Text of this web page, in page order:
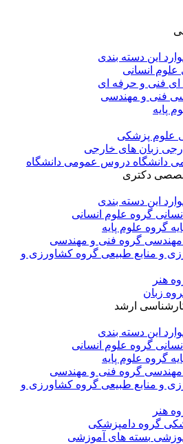
این دسته بندی
علوم انسانی
فنی و حرفه ای
فنی و مهندسی
پایه
علوم پزشکی
زبان های خارجی
دروس عمومی دانشگاه
دکتری
این دسته بندی
گروه علوم انسانی
گروه علوم پایه
گروه فنی و مهندسی
گروه کشاورزی و
هنر
زبان
ارشد
این دسته بندی
گروه علوم انسانی
گروه علوم پایه
گروه فنی و مهندسی
گروه کشاورزی و
هنر
گروه دامپزشکی
بسته های آموزشی